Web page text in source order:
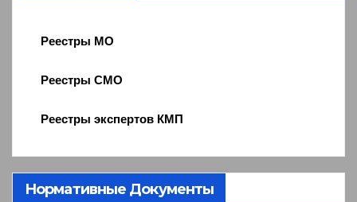
Реестры МО
Реестры СМО
Реестры экспертов КМП
Нормативные Документы